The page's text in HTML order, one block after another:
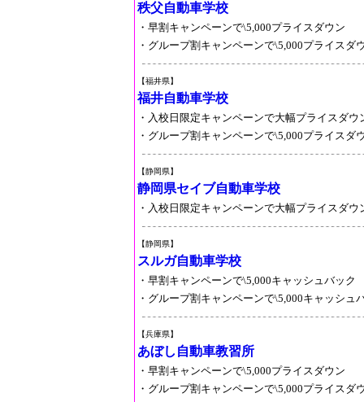
秩父自動車学校
・早割キャンペーンで\5,000プライスダウン
・グループ割キャンペーンで\5,000プライスダ
【福井県】
福井自動車学校
・入校日限定キャンペーンで大幅プライスダウ
・グループ割キャンペーンで\5,000プライスダ
【静岡県】
静岡県セイブ自動車学校
・入校日限定キャンペーンで大幅プライスダウ
【静岡県】
スルガ自動車学校
・早割キャンペーンで\5,000キャッシュバック
・グループ割キャンペーンで\5,000キャッシュ
【兵庫県】
あぼし自動車教習所
・早割キャンペーンで\5,000プライスダウン
・グループ割キャンペーンで\5,000プライスダ